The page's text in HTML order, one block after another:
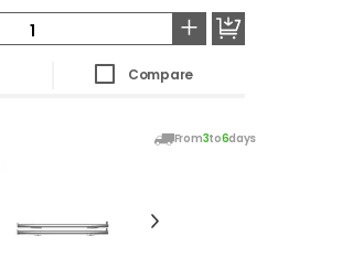
+
Compare
From3to6days